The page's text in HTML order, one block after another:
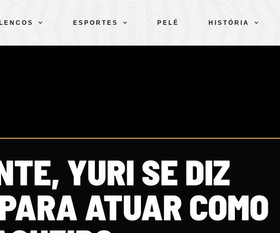
ESPORTES PELÉ HISTÓRIA
CLUBE
YURI SE DIZ
ATUAR COMO